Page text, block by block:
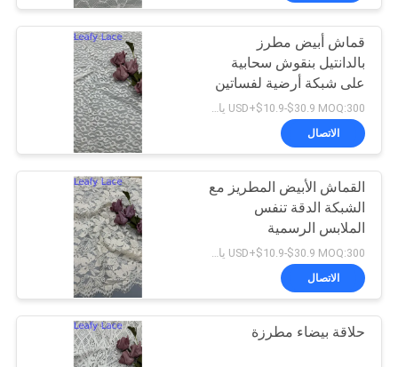
قماش أبيض مطرز
بالدانتيل بنقوش سحابية
على شبكة أرضية لفساتين
الزفاف
USD+$10.9-$30.9 MOQ:300 ياردة
الاتصال
القماش الأبيض المطريز مع
الشبكة الدقة تنفس
الملابس الرسمية
الاتصال
حلاقة بيضاء مطرزة